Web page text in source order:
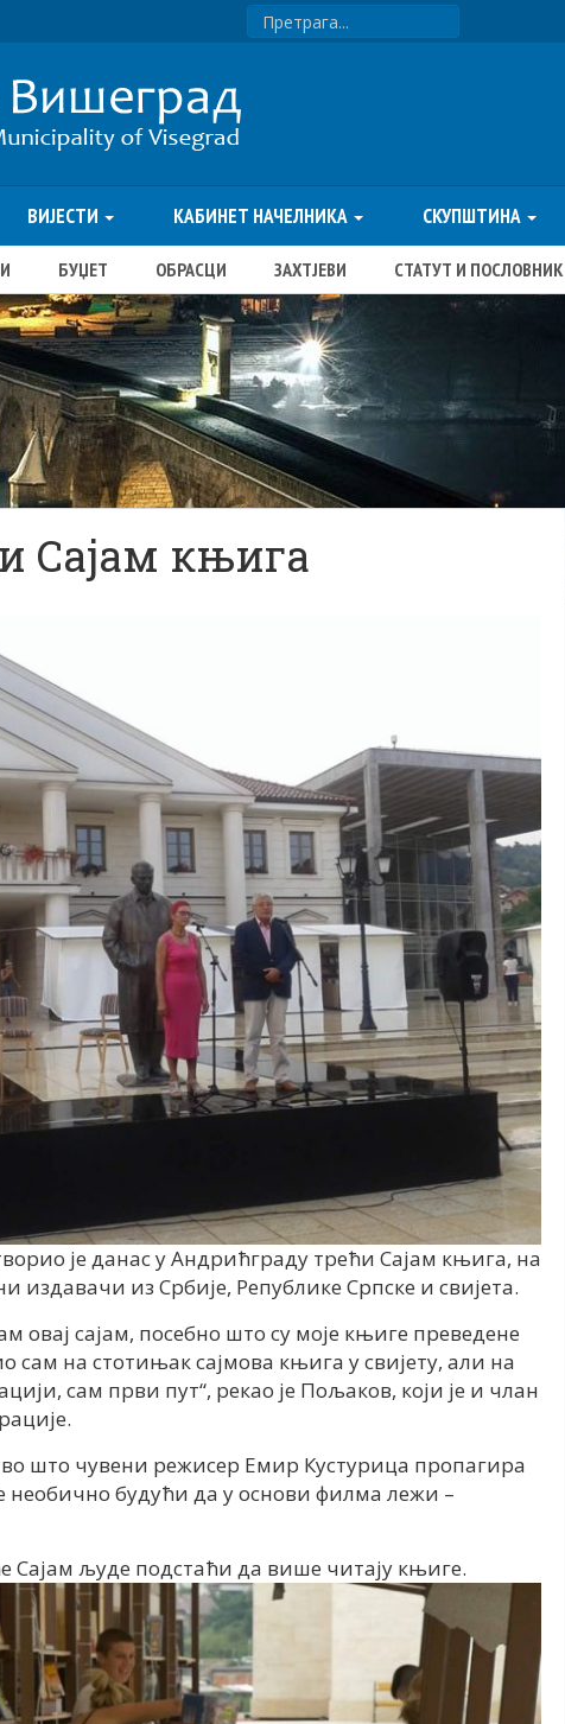
ВИЈЕСТИ КАБИНЕТ НАЧЕЛНИКА СКУПШТИНА
БУЏЕТ ОБРАСЦИ ЗАХТЈЕВИ СТАТУТ И ПОСЛОВНИК
Сајам књига
је данас у Андрићграду трећи Сајам књига, на
издавачи из Србије, Републике Српске и свијета.
овај сајам, посебно што су моје књиге преведене
сам на стотињак сајмова књига у свијету, али на
сам први пут“, рекао је Пољаков, који је и члан
што чувени режисер Емир Кустурица пропагира
необично будући да у основи филма лежи –
Сајам људе подстаћи да више читају књиге.